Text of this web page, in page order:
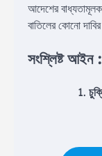
আদেশের
বাতিলের কোনো
সংশ্লিষ্ট আইন: